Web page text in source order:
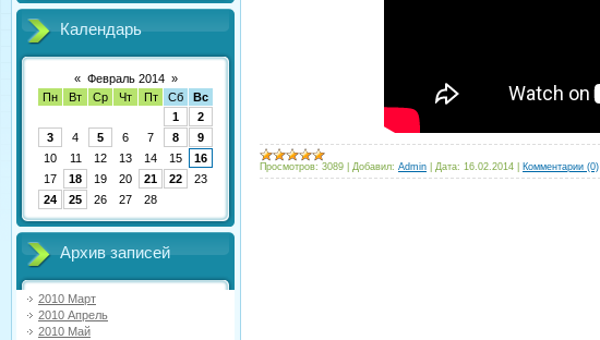
Календарь
« Февраль 2014 »
Пн
Вт Ср Чт Пт Сб
Вс
1
2
3
4 5 6 7 8
9
10
11 12 13 14 15
16
17
18 19 20 21 22
23
24
25 26 27 28
Архив записей
2010 Март
2010 Апрель
2010 Май
Просмотров: 3089 Добавил: Admin Дата: 16.02.2014 Комментарии (0)